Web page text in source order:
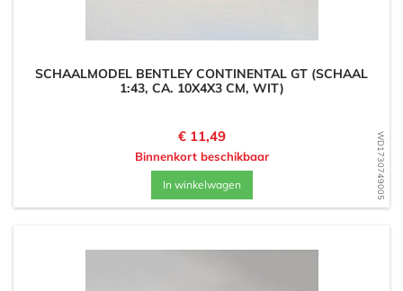
WD1730749005
SCHAALMODEL BENTLEY CONTINENTAL GT (SCHAAL
1:43, CA. 10X4X3 CM, WIT)
Prijs
€ 11,49
Binnenkort beschikbaar
In winkelwagen